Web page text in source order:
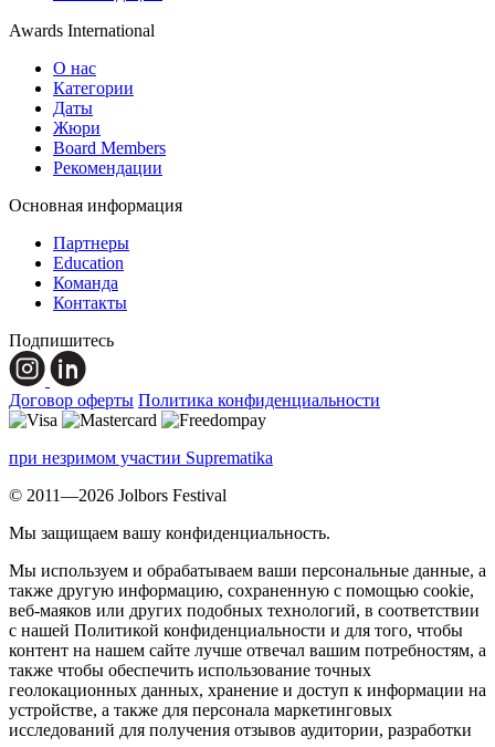
Awards International
О нас
Категории
Даты
Жюри
Board Members
Рекомендации
Основная информация
Партнеры
Education
Команда
Контакты
Подпишитесь
Договор оферты Политика конфиденциальности
при незримом участии Suprematika
© 2011—2026 Jolbors Festival
Мы защищаем вашу конфиденциальность.
Мы используем и обрабатываем ваши персональные данные, а
также другую информацию, сохраненную с помощью cookie,
веб-маяков или других подобных технологий, в соответствии
с нашей Политикой конфиденциальности и для того, чтобы
контент на нашем сайте лучше отвечал вашим потребностям, а
также чтобы обеспечить использование точных
геолокационных данных, хранение и доступ к информации на
устройстве, а также для персонала маркетинговых
исследований для получения отзывов аудитории, разработки